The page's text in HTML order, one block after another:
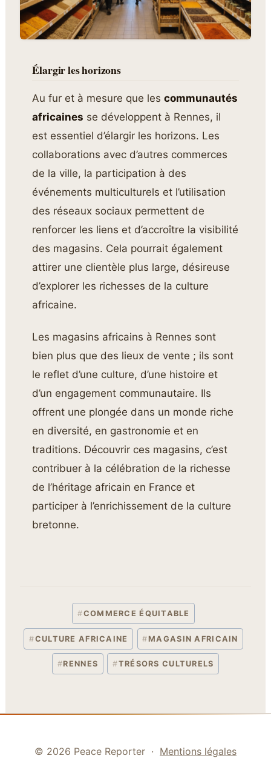
Élargir les horizons
Au fur et à mesure que lescommunautés
africaines se développent à Rennes, il
est essentiel d’élargir les horizons. Les
collaborations avec d’autres commerces
de la ville, la participation à des
événements multiculturels et l’utilisation
des réseaux sociaux permettent de
renforcer les liens et d’accroître la visibilité
des magasins. Cela pourrait également
attirer une clientèle plus large, désireuse
d’explorer les richesses de la culture
africaine.
Les magasins africains à Rennes sont
bien plus que des lieux de vente ; ils sont
le reflet d’une culture, d’une histoire et
d’un engagement communautaire. Ils
offrent une plongée dans un monde riche
en diversité, en gastronomie et en
traditions. Découvrir ces magasins, c’est
contribuer à la célébration de la richesse
de l’héritage africain en France et
participer à l’enrichissement de la culture
bretonne.
Étiquettes de la publication :
#COMMERCE ÉQUITABLE
#CULTURE AFRICAINE # MAGASIN AFRICAIN
#RENNES #TRÉSORS CULTURELS
© 2026 Peace Reporter · Mentions légales